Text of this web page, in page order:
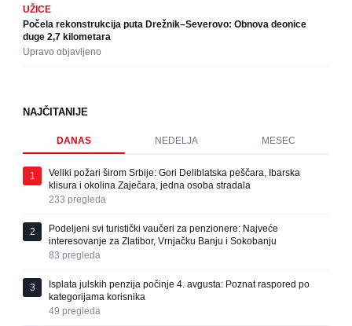
UŽICE
Počela rekonstrukcija puta Drežnik–Severovo: Obnova deonice
duge 2,7 kilometara
Upravo objavljeno
NAJČITANIJE
DANAS NEDELJA MESEC
1
Veliki požari širom Srbije: Gori Deliblatska peščara, Ibarska
klisura i okolina Zaječara, jedna osoba stradala
233 pregleda
2
Podeljeni svi turistički vaučeri za penzionere: Najveće
interesovanje za Zlatibor, Vrnjačku Banju i Sokobanju
83 pregleda
3
Isplata julskih penzija počinje 4. avgusta: Poznat raspored po
kategorijama korisnika
49 pregleda